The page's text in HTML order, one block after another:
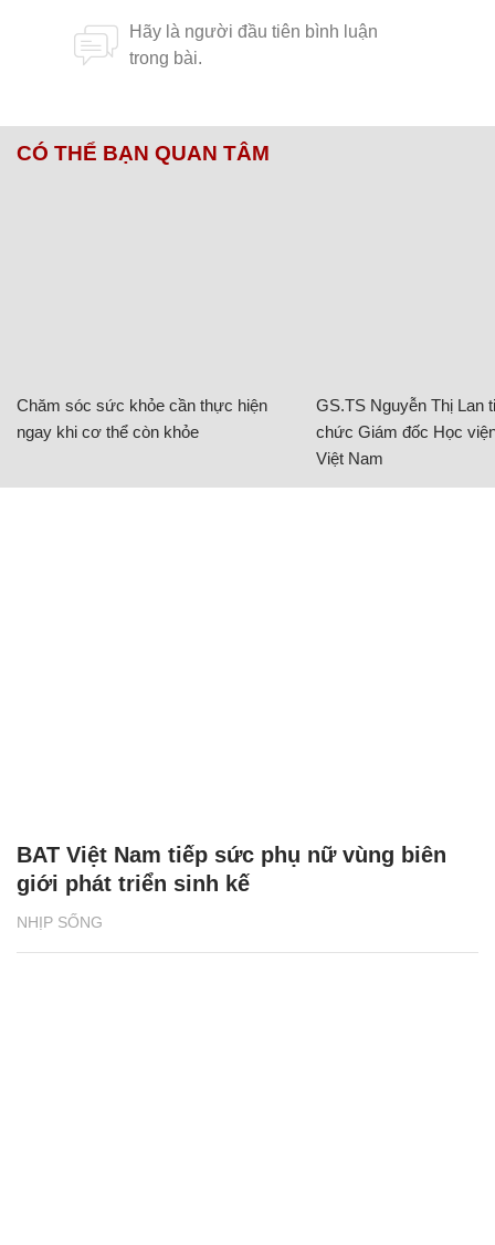
CÓ THỂ BẠN QUAN TÂM
Chăm sóc sức khỏe cần thực hiện
ngay khi cơ thể còn khỏe
GS.TS Nguyễn Thị Lan
chức Giám đốc Học
Việt Nam
NHỊP SỐNG
BAT Việt Nam tiếp sức phụ nữ vùng biên
giới phát triển sinh kế